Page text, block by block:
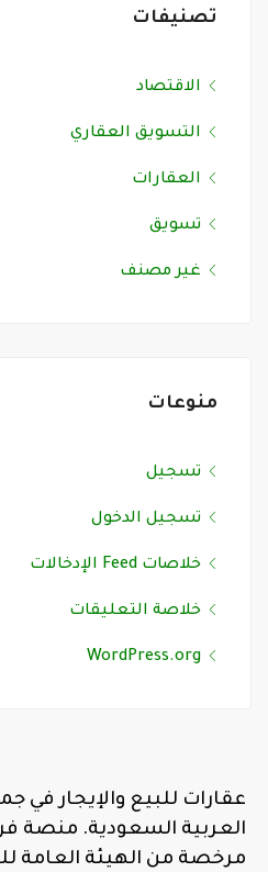
تصنيفات
الاقتصاد
التسويق العقاري
العقارات
تسويق
غير مصنف
منوعات
تسجيل
تسجيل الدخول
خلاصات Feed الإدخالات
خلاصة التعليقات
WordPress.org
عقارات للبيع والإيجار في
العربية السعودية. منصة
مرخصة من الهيئة العامة